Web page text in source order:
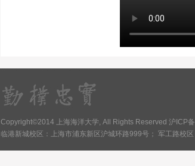
Copyright©2014 上海海洋大学, All Rights Reserved 沪ICP
临港新城校区：上海市浦东新区沪城环路999号； 军工路校